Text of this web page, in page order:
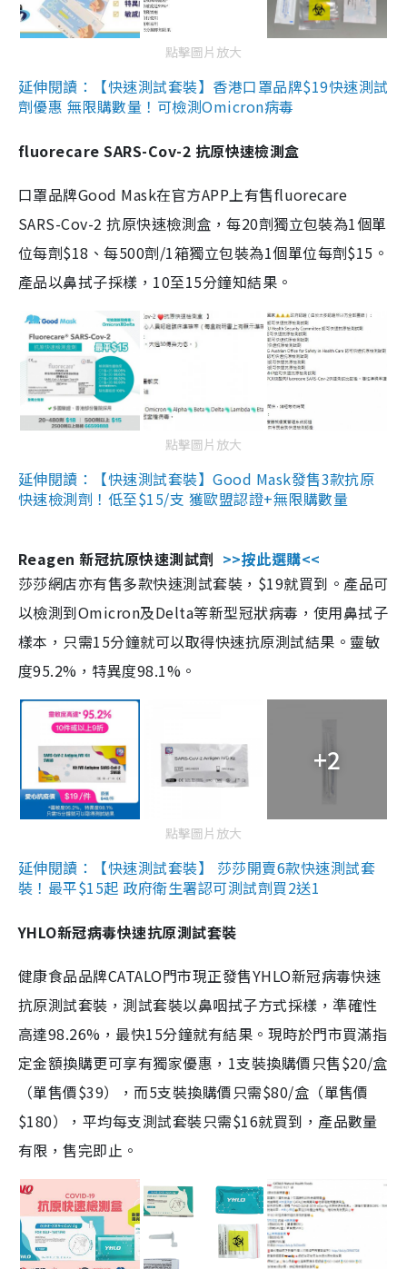
點擊圖片放大
延伸閱讀：【快速測試套裝】香港口罩品牌$19快速測試
劑優惠 無限購數量！可檢測Omicron病毒
fluorecare SARS-Cov-2 抗原快速檢測盒
口罩品牌Good Mask在官方APP上有售fluorecare
SARS-Cov-2 抗原快速檢測盒，每20劑獨立包裝為1個單
位每劑$18、每500劑/1箱獨立包裝為1個單位每劑$15。
產品以鼻拭子採樣，10至15分鐘知結果。
點擊圖片放大
延伸閱讀：【快速測試套裝】Good Mask發售3款抗原
快速檢測劑！低至$15/支 獲歐盟認證+無限購數量
Reagen 新冠抗原快速測試劑 >>按此選購<<
莎莎網店亦有售多款快速測試套裝，$19就買到。產品可
以檢測到Omicron及Delta等新型冠狀病毒，使用鼻拭子
樣本，只需15分鐘就可以取得快速抗原測試結果。靈敏
度95.2%，特異度98.1%。
+2
點擊圖片放大
延伸閱讀：【快速測試套裝】 莎莎開賣6款快速測試套
裝！最平$15起 政府衛生署認可測試劑買2送1
YHLO新冠病毒快速抗原測試套裝
健康食品品牌CATALO門市現正發售YHLO新冠病毒快速
抗原測試套裝，測試套裝以鼻咽拭子方式採樣，準確性
高達98.26%，最快15分鐘就有結果。現時於門市買滿指
定金額換購更可享有獨家優惠，1支裝換購價只售$20/盒
（單售價$39），而5支裝換購價只需$80/盒（單售價
$180），平均每支測試套裝只需$16就買到，產品數量
有限，售完即止。